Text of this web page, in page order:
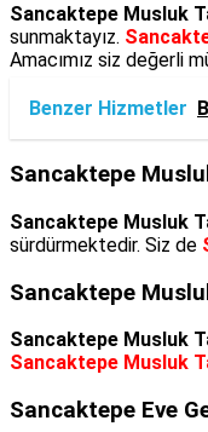
Sancaktepe Musluk
sunmaktayız.
Amacımız siz değerli
Benzer Hizmetler
Sancaktepe
Sancaktepe Musluk
sürdürmektedir. Siz de
Sancaktepe
Sancaktepe Musluk
Sancaktepe Musluk
Sancaktepe Eve